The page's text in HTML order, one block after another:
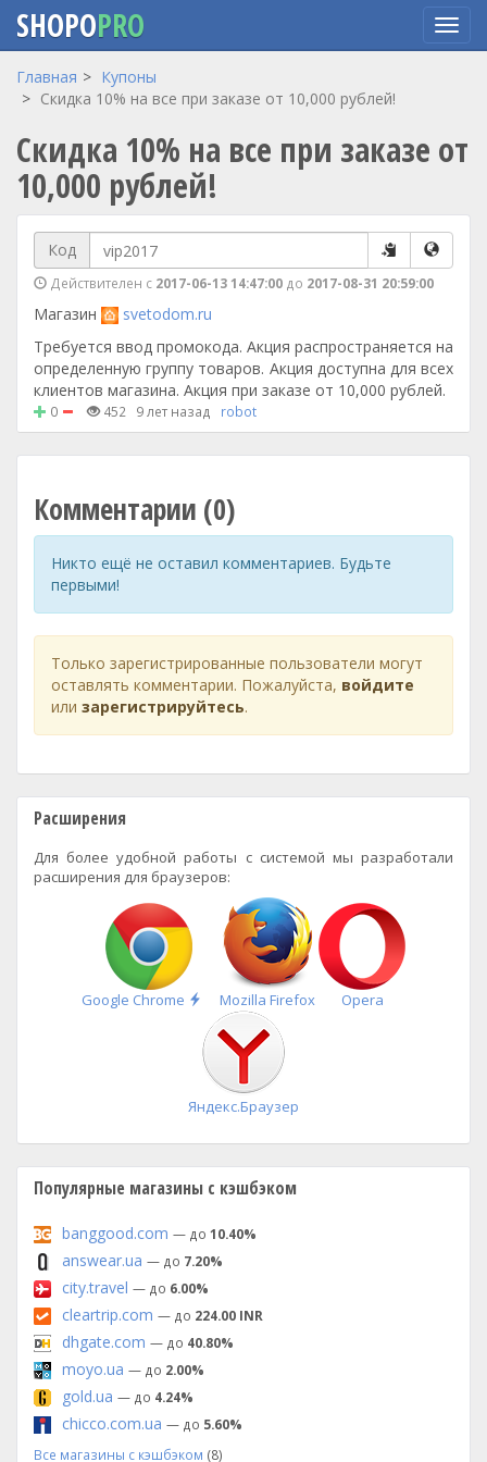
Перейти
содержанию
SHOPOPRO
Главная
Купоны
Скидка 10% на все при заказе от 10,000 рублей!
Скидка 10% на все при заказе от
10,000 рублей!
Код
Действителен с 2017-06-13 14:47:00 до 2017-08-31 20:59:00
Магазин
svetodom.ru
Требуется ввод промокода. Акция распространяется на
определенную группу товаров. Акция доступна для всех
клиентов магазина. Акция при заказе от 10,000 рублей.
0 452 9 лет назад robot
Комментарии (0)
Никто ещё не оставил комментариев. Будьте
первыми!
Только зарегистрированные пользователи могут
оставлять комментарии. Пожалуйста, войдите
или зарегистрируйтесь.
Расширения
Для более удобной работы с системой мы разработали
расширения для браузеров:
Google Chrome
Быстрая
установка
Mozilla Firefox Opera
Яндекс.Браузер
Популярные магазины с кэшбэком
banggood.com — до 10.40%
answear.ua — до 7.20%
city.travel — до 6.00%
cleartrip.com — до 224.00 INR
dhgate.com — до 40.80%
moyo.ua — до 2.00%
gold.ua — до 4.24%
chicco.com.ua — до 5.60%
Все магазины с кэшбэком (8)